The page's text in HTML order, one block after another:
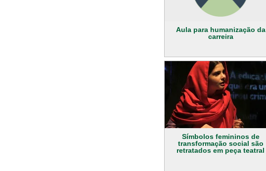
Aula para humanização da
carreira
Símbolos femininos de
transformação social são
retratados em peça teatral